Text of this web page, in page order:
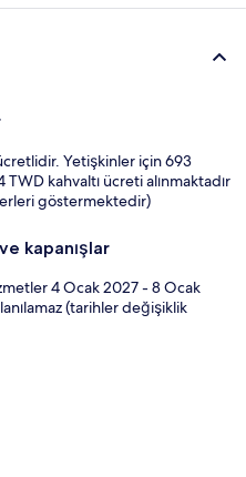
Yetişkinler için 693
kahvaltı ücreti alınmaktadır
göstermektedir)
kapanışlar
4 Ocak 2027 - 8 Ocak
(tarihler değişiklik